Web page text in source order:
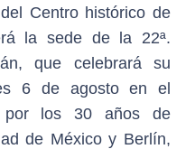
Centro histórico de
la sede de la 22ª.
que celebrará su
6 de agosto en el
por los 30 años de
de México y Berlín,